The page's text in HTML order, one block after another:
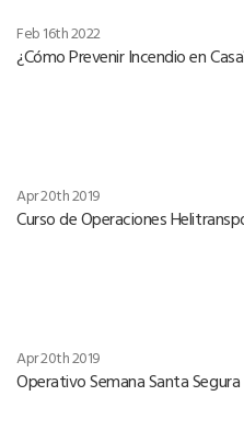
Feb 16th 2022
¿Cómo Prevenir Incendio en
Apr 20th 2019
Curso de Operaciones
Apr 20th 2019
Operativo Semana Santa Segura